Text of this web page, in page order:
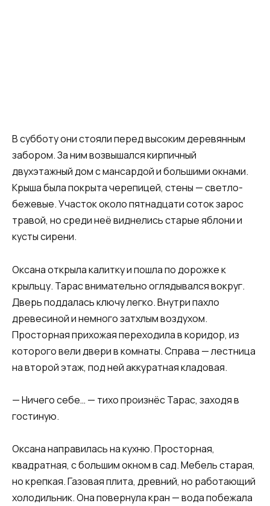
В субботу они стояли перед высоким деревянным
забором. За ним возвышался кирпичный
двухэтажный дом с мансардой и большими окнами.
Крыша была покрыта черепицей, стены — светло-
бежевые. Участок около пятнадцати соток зарос
травой, но среди неё виднелись старые яблони и
кусты сирени.
Оксана открыла калитку и пошла по дорожке к
крыльцу. Тарас внимательно оглядывался вокруг.
Дверь поддалась ключу легко. Внутри пахло
древесиной и немного затхлым воздухом.
Просторная прихожая переходила в коридор, из
которого вели двери в комнаты. Справа — лестница
на второй этаж, под ней аккуратная кладовая.
— Ничего себе… — тихо произнёс Тарас, заходя в
гостиную.
Оксана направилась на кухню. Просторная,
квадратная, с большим окном в сад. Мебель старая,
но крепкая. Газовая плита, древний, но работающий
холодильник. Она повернула кран — вода побежала